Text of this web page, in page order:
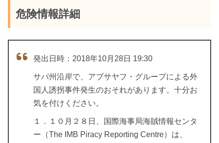
危険情報詳細
発出日時：2018年10月28日 19:30
サバ州沿岸で、アブサヤフ・グループによる外
国人誘拐事件発生のおそれがあります。十分お
気を付けください。
１．１０月２８日、国際海事局海賊情報センタ
ー（The IMB Piracy Reporting Centre）は、